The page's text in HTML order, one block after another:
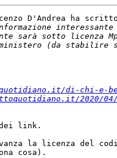
D'Andrea ha
di-chi-e-
2020/04/
dei link.
la licenza del
cosa).